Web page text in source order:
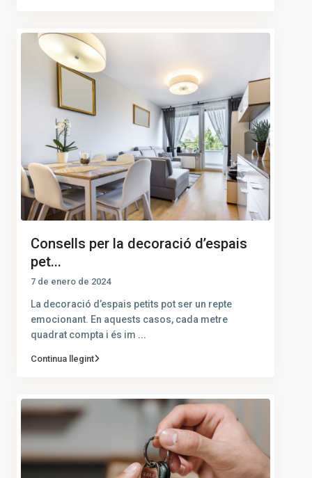
Consells per la decoració d’espais
pet...
7 de enero de 2024
La decoració d’espais petits pot ser un repte
emocionant. En aquests casos, cada metre
quadrat compta i és im ...
Continua llegint